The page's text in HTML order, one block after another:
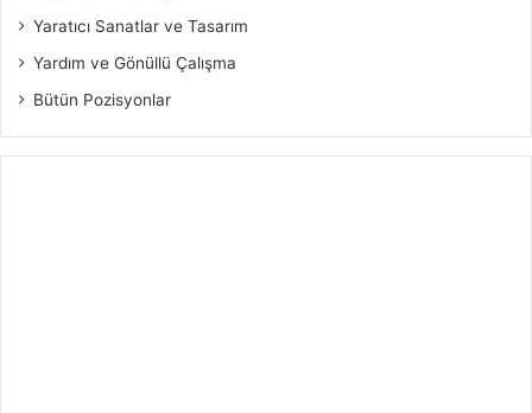
Yaratıcı Sanatlar ve Tasarım
Yardım ve Gönüllü Çalışma
Bütün Pozisyonlar